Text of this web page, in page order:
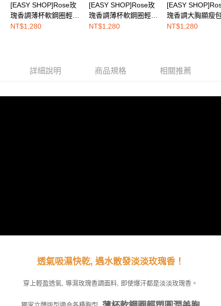
權轉讓予恩沛科技股份有限公司。
２．關於個人資料處理事宜，請瀏覽以下網址：
https://aftee.tw/terms/#terms3
３．未成年的使用者請事先徵得法定代理人或監護人之同意方可使用
時審查核予不同之上限額度；若仍有額度不足之情形，本公司將視審查結果
請求用戶進行身份認證。
EASY SHOP門市速取
免運費
[EASY SHOP]Rose玫
瑰香調薄杯軟鋼圈輕塑
圓潤美胸內衣-玫瑰香
NT$1,280
[EASY SHOP]Rose玫
瑰香調薄杯軟鋼圈輕塑
圓潤美胸內衣-深情玫
NT$1,280
[EASY
瑰香調大胸顯瘦
定無鋼圈內衣-初
NT$1,280
詳細說明 商品規格 相關推薦
透氣吸濕快乾, 遇水散發淡淡玫瑰香！
穿上輕盈透氣, 導濕玫瑰香調面料, 即使爆汗都是淡淡玫瑰香。